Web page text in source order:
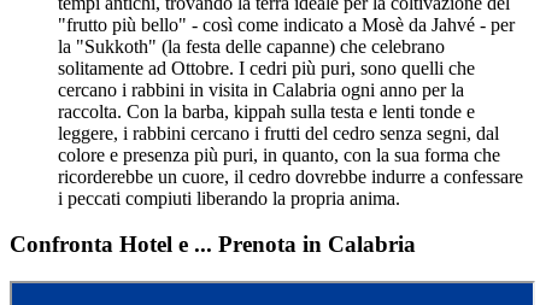
"frutto più bello" - così come indicato a Mosè da Jahvé - per
la "Sukkoth" (la festa delle capanne) che celebrano
solitamente ad Ottobre. I cedri più puri, sono quelli che
cercano i rabbini in visita in Calabria ogni anno per la
raccolta. Con la barba, kippah sulla testa e lenti tonde e
leggere, i rabbini cercano i frutti del cedro senza segni, dal
colore e presenza più puri, in quanto, con la sua forma che
ricorderebbe un cuore, il cedro dovrebbe indurre a confessare
i peccati compiuti liberando la propria anima.
Confronta Hotel e ... Prenota in Calabria